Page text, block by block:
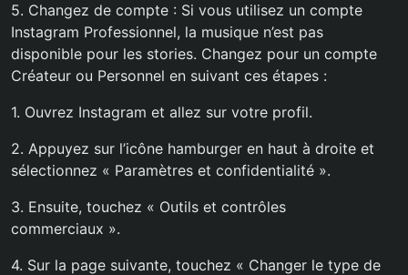
5. Changez de compte : Si vous utilisez un compte
Instagram Professionnel, la musique n’est pas
disponible pour les stories. Changez pour un compte
Créateur ou Personnel en suivant ces étapes :
1. Ouvrez Instagram et allez sur votre profil.
2. Appuyez sur l’icône hamburger en haut à droite et
sélectionnez « Paramètres et confidentialité ».
3. Ensuite, touchez « Outils et contrôles
commerciaux ».
4. Sur la page suivante, touchez « Changer le type de